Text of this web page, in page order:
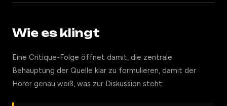
Wie es klingt
Eine Critique-Folge öffnet damit, die zentrale
Behauptung der Quelle klar zu formulieren, damit der
Hörer genau weiß, was zur Diskussion steht: